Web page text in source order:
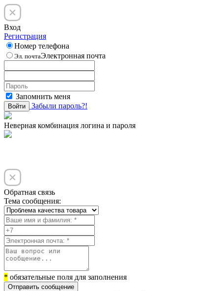
Вход
Регистрация
Номер телефона
Эл. почтаЭлектронная почта
Запомнить меня
Войти Забыли пароль?!
Неверная комбинация логина и пароля
Обратная связь
Тема сообщения:
* обязательные поля для заполнения
Отправить сообщение